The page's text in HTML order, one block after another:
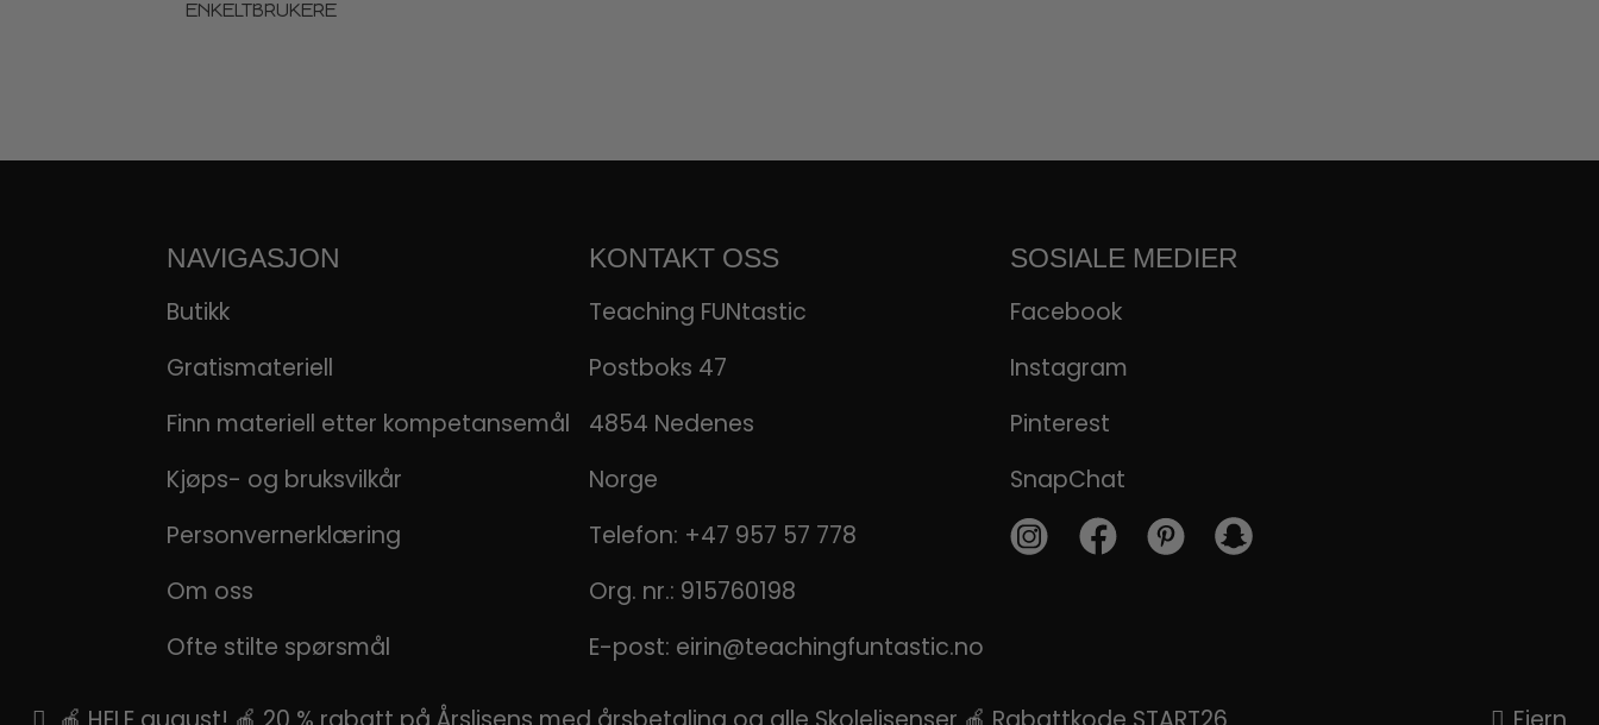
ENKELTBRUKERE
NAVIGASJON
Butikk
Gratismateriell
Finn materiell etter kompetansemål
Kjøps- og bruksvilkår
Personvernerklæring
Om oss
Ofte stilte spørsmål
KONTAKT OSS
Teaching FUNtastic
Postboks 47
4854 Nedenes
Norge
Telefon: +47 957 57 778
Org. nr.: 915760198
E-post: eirin@teachingfuntastic.no
SOSIALE MEDIER
Facebook
Instagram
Pinterest
SnapChat